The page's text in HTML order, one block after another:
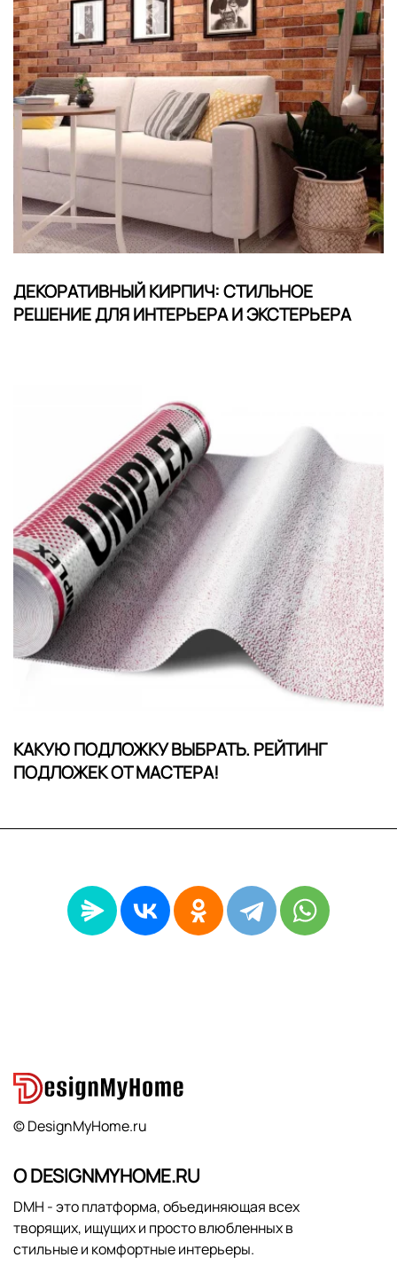
ДЕКОРАТИВНЫЙ КИРПИЧ: СТИЛЬНОЕ
РЕШЕНИЕ ДЛЯ ИНТЕРЬЕРА И ЭКСТЕРЬЕРА
КАКУЮ ПОДЛОЖКУ ВЫБРАТЬ. РЕЙТИНГ
ПОДЛОЖЕК ОТ МАСТЕРА!
© DesignMyHome.ru
О DESIGNMYHOME.RU
DMH - это платформа, объединяющая всех
творящих, ищущих и просто влюбленных в
стильные и комфортные интерьеры.